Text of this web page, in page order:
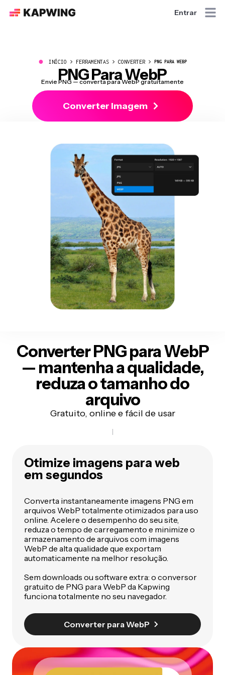
Entrar
● INÍCIO FERRAMENTAS CONVERTER PNG PARA WEBP
PNG Para WebP
Envie PNG — converta para WebP gratuitamente
Converter Imagem
Converter PNG para WebP
— mantenha a qualidade,
reduza o tamanho do
arquivo
Gratuito, online e fácil de usar
Otimize imagens para web
em segundos
Converta instantaneamente imagens PNG em
arquivos WebP totalmente otimizados para uso
online. Acelere o desempenho do seu site,
reduza o tempo de carregamento e minimize o
armazenamento de arquivos com imagens
WebP de alta qualidade que exportam
automaticamente na melhor resolução.
Sem downloads ou software extra: o conversor
gratuito de PNG para WebP da Kapwing
funciona totalmente no seu navegador.
Converter para WebP